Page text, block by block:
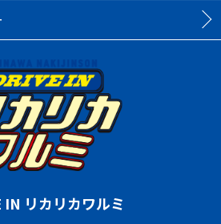
IN リカリカワルミ